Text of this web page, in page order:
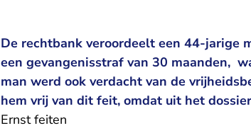
De rechtbank veroordeelt een 44-jarige
een gevangenisstraf van 30 maanden,
man werd ook verdacht van de
hem vrij van dit feit, omdat uit het
Ernst feiten